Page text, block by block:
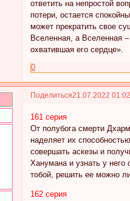
ответить на непростой
потери, остается
может прекратить свое
Вселенная, а Вселенная
охватившая его сердце».
0
Поделиться21.07.2022
161 серия
От полубога смерти
наделяет их
совершать аскезы и
Ханумана и узнать у него
тобой, решить ее можно
162 серия